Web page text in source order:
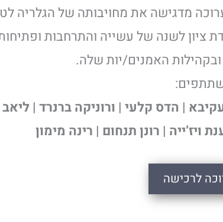
מדגישה את מחויבותה של הגלריה
ציון לשנה של עשייה והתרחבות
האמנים/יות שלה.
| הדס קלעי | ורוניקה ברנרד |
ויז’ייה | רונן תנחום | רינה מימון
לרכישה